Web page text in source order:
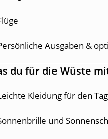
Ausgaben &
du für die Wüste
Kleidung für den
und